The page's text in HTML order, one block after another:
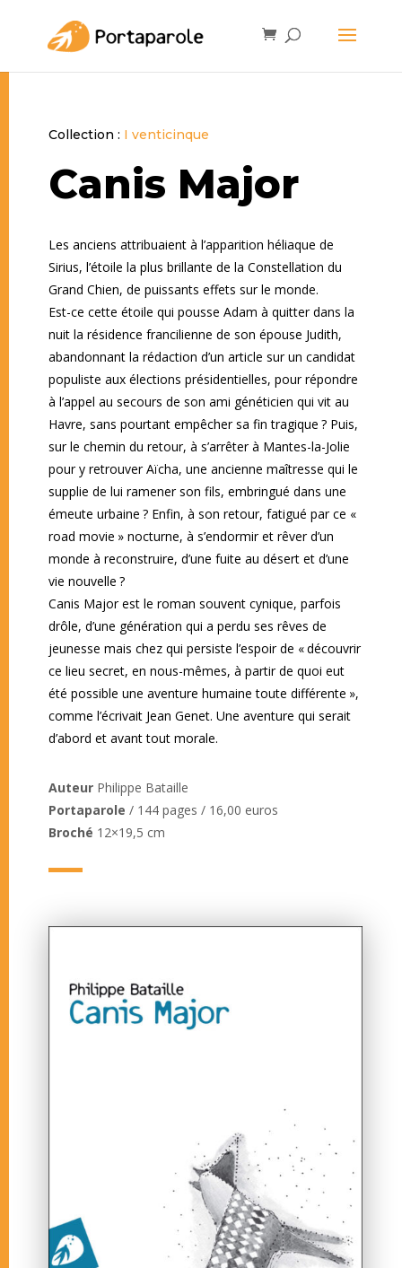
Collection : I venticinque
Canis Major
Les anciens attribuaient à l’apparition héliaque de
Sirius, l’étoile la plus brillante de la Constellation du
Grand Chien, de puissants effets sur le monde.
Est-ce cette étoile qui pousse Adam à quitter dans la
nuit la résidence francilienne de son épouse Judith,
abandonnant la rédaction d’un article sur un candidat
populiste aux élections présidentielles, pour répondre
à l’appel au secours de son ami généticien qui vit au
Havre, sans pourtant empêcher sa fin tragique ? Puis,
sur le chemin du retour, à s’arrêter à Mantes-la-Jolie
pour y retrouver Aïcha, une ancienne maîtresse qui le
supplie de lui ramener son fils, embringué dans une
émeute urbaine ? Enfin, à son retour, fatigué par ce «
road movie » nocturne, à s’endormir et rêver d’un
monde à reconstruire, d’une fuite au désert et d’une
vie nouvelle ?
Canis Major est le roman souvent cynique, parfois
drôle, d’une génération qui a perdu ses rêves de
jeunesse mais chez qui persiste l’espoir de « découvrir
ce lieu secret, en nous-mêmes, à partir de quoi eut
été possible une aventure hu­maine toute différente »,
comme l’écrivait Jean Genet. Une aventure qui serait
d’abord et avant tout morale.
AuteurPhilippe Bataille
Portaparole / 144 pages / 16,00 euros
Broché 12×19,5 cm